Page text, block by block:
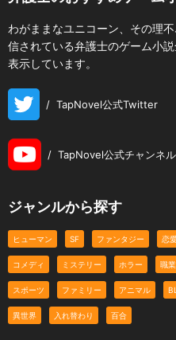
わがままなユニコーン、その理
信されている弁護士のゲーム小
表示しています。
/ TapNovel公式Twitter
/ TapNovel公式チャンネル
ジャンルから探す
ヒューマン SF ファンタジー 恋
コメディ ミステリー ホラー 職業
スポーツ ファミリー アニマル BL
異世界 入れ替わり 百合